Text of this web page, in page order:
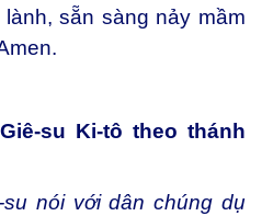
sẵn sàng nảy mầm
su Ki-tô theo thánh
nói với dân chúng dụ